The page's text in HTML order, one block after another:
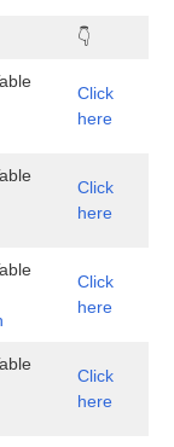
👇
Click
here
Click
here
Click
here
Click
here